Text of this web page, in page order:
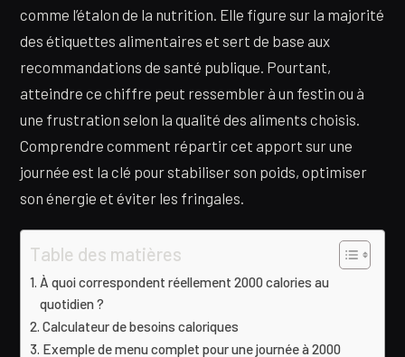
comme l’étalon de la nutrition. Elle figure sur la majorité
des étiquettes alimentaires et sert de base aux
recommandations de santé publique. Pourtant,
atteindre ce chiffre peut ressembler à un festin ou à
une frustration selon la qualité des aliments choisis.
Comprendre comment répartir cet apport sur une
journée est la clé pour stabiliser son poids, optimiser
son énergie et éviter les fringales.
Table des matières
À quoi correspondent réellement 2000 calories au
quotidien ?
Calculateur de besoins caloriques
Exemple de menu complet pour une journée à 2000